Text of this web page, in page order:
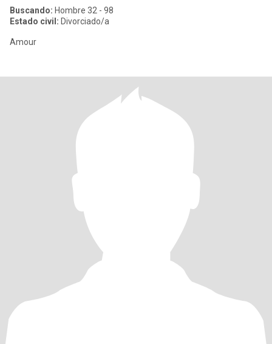
Buscando: Hombre 32 - 98
Estado civil: Divorciado/a
Amour